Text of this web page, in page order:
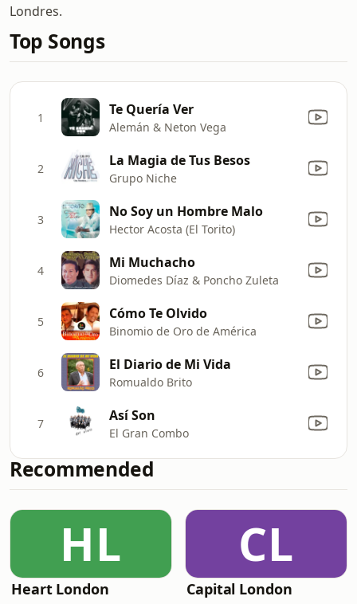
Londres.
Top Songs
1 Te Quería Ver
Alemán & Neton Vega
2 La Magia de Tus Besos
Grupo Niche
3 No Soy un Hombre Malo
Hector Acosta (El Torito)
4 Mi Muchacho
Diomedes Díaz & Poncho Zuleta
5 Cómo Te Olvido
Binomio de Oro de América
6 El Diario de Mi Vida
Romualdo Brito
7 Así Son
El Gran Combo
Recommended
HL
Heart London
CL
Capital London